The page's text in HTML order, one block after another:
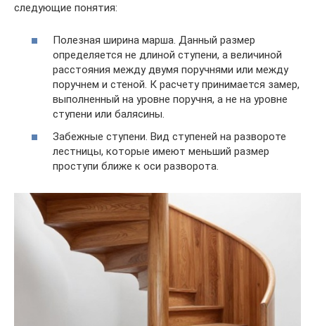
следующие понятия:
Полезная ширина марша. Данный размер
определяется не длиной ступени, а величиной
расстояния между двумя поручнями или между
поручнем и стеной. К расчету принимается замер,
выполненный на уровне поручня, а не на уровне
ступени или балясины.
Забежные ступени. Вид ступеней на развороте
лестницы, которые имеют меньший размер
проступи ближе к оси разворота.